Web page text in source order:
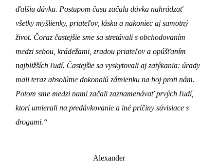
ďalšiu dávku. Postupom času začala dávka nahrádzať
všetky myšlienky, priateľov, lásku a nakoniec aj samotný
život. Čoraz častejšie sme sa stretávali s obchodovaním
medzi sebou, krádežami, zradou priateľov a opúšťaním
najbližších ľudí. Častejšie sa vyskytovali aj zatýkania: úrady
mali teraz absolútne dokonalú zámienku na boj proti nám.
Potom sme medzi nami začali zaznamenávať prvých ľudí,
ktorí umierali na predávkovanie a iné príčiny súvisiace s
drogami.“
Alexander